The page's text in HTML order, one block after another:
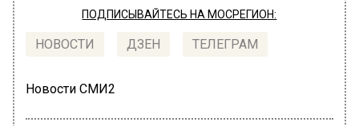
ПОДПИСЫВАЙТЕСЬ НА МОСРЕГИОН:
НОВОСТИ ДЗЕН ТЕЛЕГРАМ
Новости СМИ2